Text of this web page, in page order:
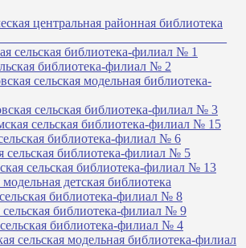
центральная районная библиотека
сельская библиотека-филиал № 1
библиотека-филиал № 2
сельская модельная библиотека-
сельская библиотека-филиал № 3
сельская библиотека-филиал № 15
библиотека-филиал № 6
сельская библиотека-филиал № 5
сельская библиотека-филиал № 13
детская библиотека
библиотека-филиал № 8
сельская библиотека-филиал № 9
библиотека-филиал № 4
сельская модельная библиотека-филиал